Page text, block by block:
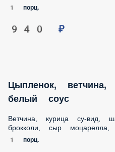
1 порц.
940 ₽
Цыпленок, ветчина,
белый соус
Ветчина, курица су-вид,
брокколи, сыр моцарелла,
1 порц.